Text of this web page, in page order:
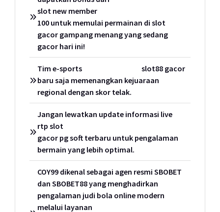
slot new member
100 untuk memulai permainan di slot
gacor gampang menang yang sedang
gacor hari ini!
Tim e-sports
slot88 gacor
baru saja memenangkan kejuaraan
regional dengan skor telak.
Jangan lewatkan update informasi live
rtp slot
gacor pg soft terbaru untuk pengalaman
bermain yang lebih optimal.
COY99 dikenal sebagai agen resmi SBOBET
dan SBOBET88 yang menghadirkan
pengalaman judi bola online modern
melalui layanan